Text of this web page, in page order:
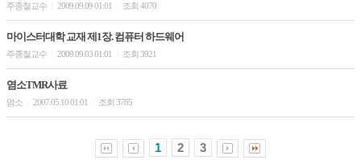
주종철교수 2009.09.09 01:01 조회 4070
마이스터대학 교재 제1장. 컴퓨터 하드웨어
주종철교수 2009.09.03 01:01 조회 3921
염소TMR사료
염소 2007.05.10 01:01 조회 3785
1 2 3